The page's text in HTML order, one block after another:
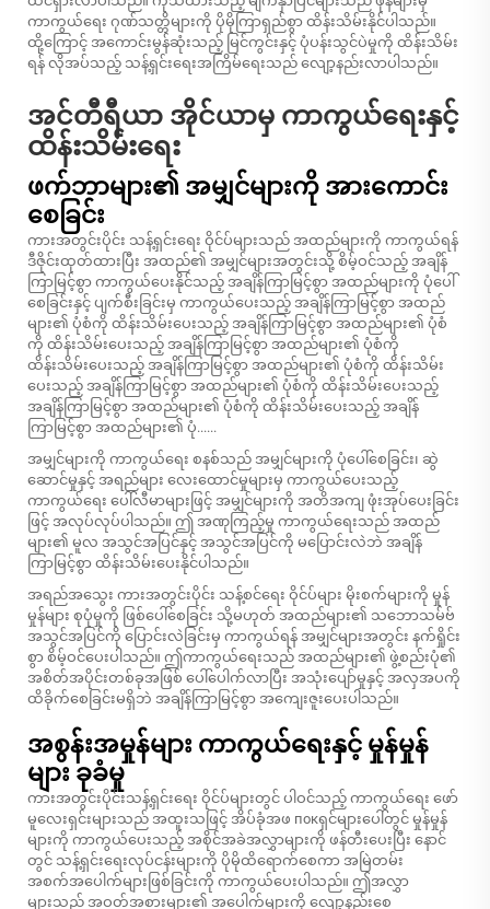
ကာကွယ်ရေး ဂုဏ်သတ္တိများကို ပိုမိုကြာရှည်စွာ ထိန်းသိမ်းနိုင်ပါသည်။
ထို့ကြောင့် အကောင်းမွန်ဆုံးသည့် မြင်ကွင်းနှင့် ပုံပန်းသွင်ပဲမှုကို ထိန်းသိမ်း
ရန် လိုအပ်သည့် သန့်ရှင်းရေးအကြိမ်ရေးသည် လျော့နည်းလာပါသည်။
အင်တီရီယာ အိုင်ယာမှ ကာကွယ်ရေးနှင့်
ထိန်းသိမ်းရေး
ဖက်ဘာများ၏ အမျှင်များကို အားကောင်း
စေခြင်း
ကားအတွင်းပိုင်း သန့်ရှင်းရေး ဝိုင်ပ်များသည် အထည်များကို ကာကွယ်ရန်
ဒီဇိုင်းထုတ်ထားပြီး အထည်၏ အမျှင်များအတွင်းသို့ စိမ့်ဝင်သည့် အချိန်
ကြာမြင့်စွာ ကာကွယ်ပေးနိုင်သည့် အချိန်ကြာမြင့်စွာ အထည်များကို ပုံပေါ်
စေခြင်းနှင့် ပျက်စီးခြင်းမှ ကာကွယ်ပေးသည့် အချိန်ကြာမြင့်စွာ အထည်
များ၏ ပုံစံကို ထိန်းသိမ်းပေးသည့် အချိန်ကြာမြင့်စွာ အထည်များ၏ ပုံစံ
ကို ထိန်းသိမ်းပေးသည့် အချိန်ကြာမြင့်စွာ အထည်များ၏ ပုံစံကို
ထိန်းသိမ်းပေးသည့် အချိန်ကြာမြင့်စွာ အထည်များ၏ ပုံစံကို ထိန်းသိမ်း
ပေးသည့် အချိန်ကြာမြင့်စွာ အထည်များ၏ ပုံစံကို ထိန်းသိမ်းပေးသည့်
အချိန်ကြာမြင့်စွာ အထည်များ၏ ပုံစံကို ထိန်းသိမ်းပေးသည့် အချိန်
ကြာမြင့်စွာ အထည်များ၏ ပုံ......
အမျှင်များကို ကာကွယ်ရေး စနစ်သည် အမျှင်များကို ပုံပေါ်စေခြင်း၊ ဆွဲ
ဆောင်မှုနှင့် အရည်များ လေးထောင်မှုများမှ ကာကွယ်ပေးသည့်
ကာကွယ်ရေး ပေါ်လီမာများဖြင့် အမျှင်များကို အတိအကျ ဖုံးအုပ်ပေးခြင်း
ဖြင့် အလုပ်လုပ်ပါသည်။ ဤ အဏုကြည့်မှု ကာကွယ်ရေးသည် အထည်
များ၏ မူလ အသွင်အပြင်နှင့် အသွင်အပြင်ကို မပြောင်းလဲဘဲ အချိန်
ကြာမြင့်စွာ ထိန်းသိမ်းပေးနိုင်ပါသည်။
အရည်အသွေး ကားအတွင်းပိုင်း သန့်စင်ရေး ဝိုင်ပ်များ မိုးစက်များကို မှုန်
မှုန်များ စုပုံမှုကို ဖြစ်ပေါ်စေခြင်း သို့မဟုတ် အထည်များ၏ သဘောသမ်ဗ်
အသွင်အပြင်ကို ပြောင်းလဲခြင်းမှ ကာကွယ်ရန် အမျှင်များအတွင်း နက်ရှိုင်း
စွာ စိမ့်ဝင်ပေးပါသည်။ ဤကာကွယ်ရေးသည် အထည်များ၏ ဖွဲ့စည်းပုံ၏
အစိတ်အပိုင်းတစ်ခုအဖြစ် ပေါ်ပေါက်လာပြီး အသုံးပျော်မှုနှင့် အလှအပကို
ထိခိုက်စေခြင်းမရှိဘဲ အချိန်ကြာမြင့်စွာ အကျေးဇူးပေးပါသည်။
အစွန်းအမှုန်များ ကာကွယ်ရေးနှင့် မှုန်မှုန်
များ ခုခံမှု
ကားအတွင်းပိုင်းသန့်ရှင်းရေး ဝိုင်ပ်များတွင် ပါဝင်သည့် ကာကွယ်ရေး ဖော်
မူလေးရှင်းများသည် အထူးသဖြင့် အိပ်ခုံအဖ покရှင်များပေါ်တွင် မှုန်မှုန်
များကို ကာကွယ်ပေးသည့် အစိုင်အခဲအလွှာများကို ဖန်တီးပေးပြီး နောင်
တွင် သန့်ရှင်းရေးလုပ်ငန်းများကို ပိုမိုထိရောက်စေကာ အမြဲတမ်း
အစက်အပေါက်များဖြစ်ခြင်းကို ကာကွယ်ပေးပါသည်။ ဤအလွှာ
များသည် အဝတ်အစားများ၏ အပေါက်များကို လျော့နည်းစေ